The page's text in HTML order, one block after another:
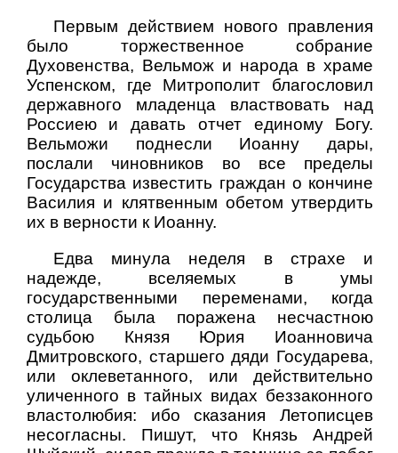
Первым действием нового правления
было торжественное собрание
Духовенства, Вельмож и народа в храме
Успенском, где Митрополит благословил
державного младенца властвовать над
Россиею и давать отчет единому Богу.
Вельможи поднесли Иоанну дары,
послали чиновников во все пределы
Государства известить граждан о кончине
Василия и клятвенным обетом утвердить
их в верности к Иоанну.
Едва минула неделя в страхе и
надежде, вселяемых в умы
государственными переменами, когда
столица была поражена несчастною
судьбою Князя Юрия Иоанновича
Дмитровского, старшего дяди Государева,
или оклеветанного, или действительно
уличенного в тайных видах беззаконного
властолюбия: ибо сказания Летописцев
несогласны. Пишут, что Князь Андрей